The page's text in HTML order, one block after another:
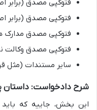
فتوکپی مصدق (برابر
فتوکپی مصدق (برابر
فتوکپی مصدق مدارک
فتوکپی مصدق وکالت
سایر مستندات (مثل
شرح دادخواست: داستان
این بخش، جاییه که